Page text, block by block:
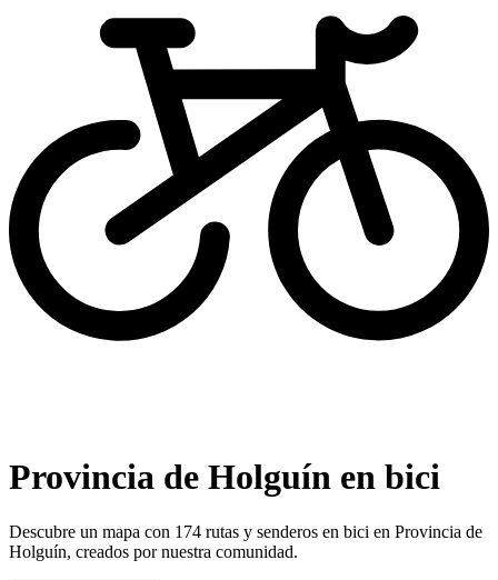
Provincia de Holguín en bici
Descubre un mapa con 174 rutas y senderos en bici en Provincia de
Holguín, creados por nuestra comunidad.